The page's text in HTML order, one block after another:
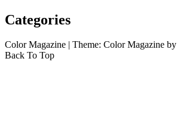
Categories
Color Magazine | Theme: Color Magazine by
Back To Top